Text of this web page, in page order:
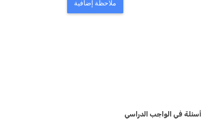
ملاحظة إضافية
أسئلة في الواجب الدراسي